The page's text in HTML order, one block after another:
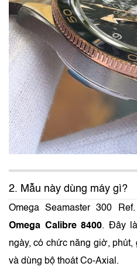
2. Mẫu này dùng máy gì?
Omega Seamaster 300
Omega Calibre 8400. Đây
ngày, có chức năng giờ, phút,
và dùng bộ thoát Co-Axial.